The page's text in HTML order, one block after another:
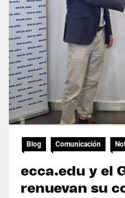
Blog Comunicación
ecca.edu y el
renuevan su